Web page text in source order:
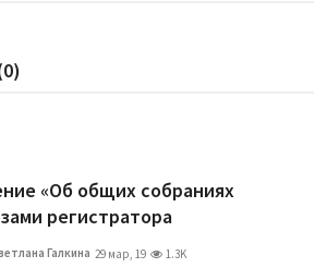
«Об общих собраниях
регистратора
Галкина 29 мар, 19 1.3K